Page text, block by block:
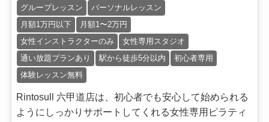
グループレッスン
パーソナルレッスン
月額1万円以下
月額1〜2万円
女性インストラクターのみ
女性専用スタジオ
通い放題プランあり
駅から徒歩5分以内
初心者専用
体験レッスン無料
Rintosull 六甲道店は、初心者でも安心して始められる
ようにしっかりサポートしてくれる女性専用ピラティ